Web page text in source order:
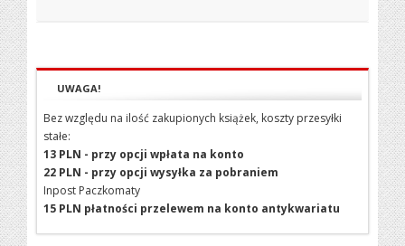
UWAGA!
Bez względu na ilość zakupionych książek, koszty przesyłki
stałe:
13 PLN - przy opcji wpłata na konto
22 PLN - przy opcji wysyłka za pobraniem
Inpost Paczkomaty
15 PLN płatności przelewem na konto antykwariatu